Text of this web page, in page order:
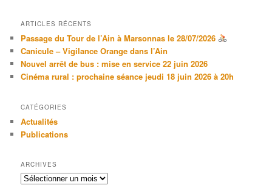
ARTICLES RÉCENTS
Passage du Tour de l’Ain à Marsonnas le 28/07/2026
Canicule – Vigilance Orange dans l’Ain
Nouvel arrêt de bus : mise en service 22 juin 2026
Cinéma rural : prochaine séance jeudi 18 juin 2026 à 20h
CATÉGORIES
Actualités
Publications
ARCHIVES
Archives